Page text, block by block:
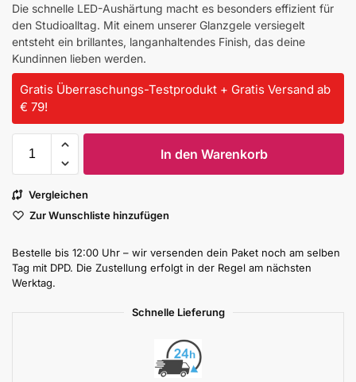
Die schnelle LED-Aushärtung macht es besonders effizient für
den Studioalltag. Mit einem unserer Glanzgele versiegelt
entsteht ein brillantes, langanhaltendes Finish, das deine
Kundinnen lieben werden.
Gratis Überraschungs-Testprodukt + Gratis Versand ab
€ 79!
In den Warenkorb
Vergleichen
Zur Wunschliste hinzufügen
Bestelle bis 12:00 Uhr – wir versenden dein Paket noch am selben
Tag mit DPD. Die Zustellung erfolgt in der Regel am nächsten
Werktag.
Schnelle Lieferung